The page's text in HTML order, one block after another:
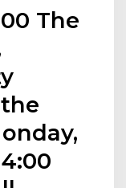
The